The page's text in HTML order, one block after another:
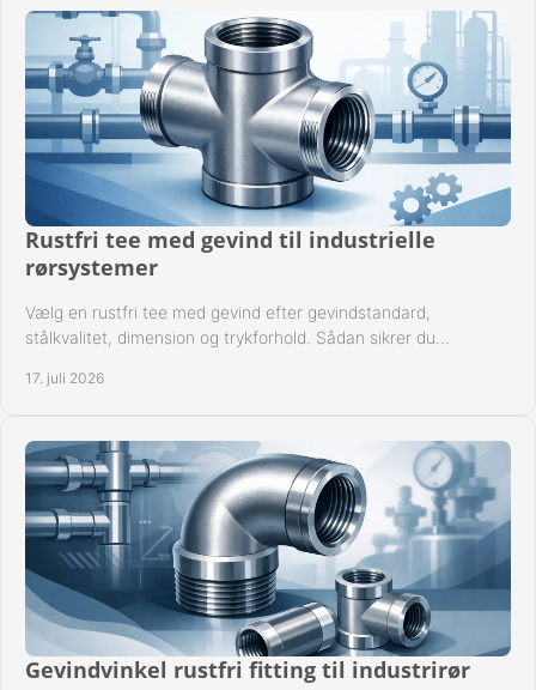
Rustfri tee med gevind til industrielle
rørsystemer
Vælg en rustfri tee med gevind efter gevindstandard,
stålkvalitet, dimension og trykforhold. Sådan sikrer du
17. juli 2026
Gevindvinkel rustfri fitting til industrirør